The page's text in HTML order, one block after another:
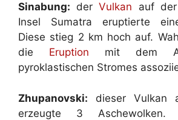
Sinabung: derVulkan auf der
Insel Sumatra eruptierte
Diese stieg 2 km hoch auf.
die Eruption mit dem
pyroklastischen Stromes
Zhupanovski: dieser Vulkan
erzeugte 3 Aschewolken.